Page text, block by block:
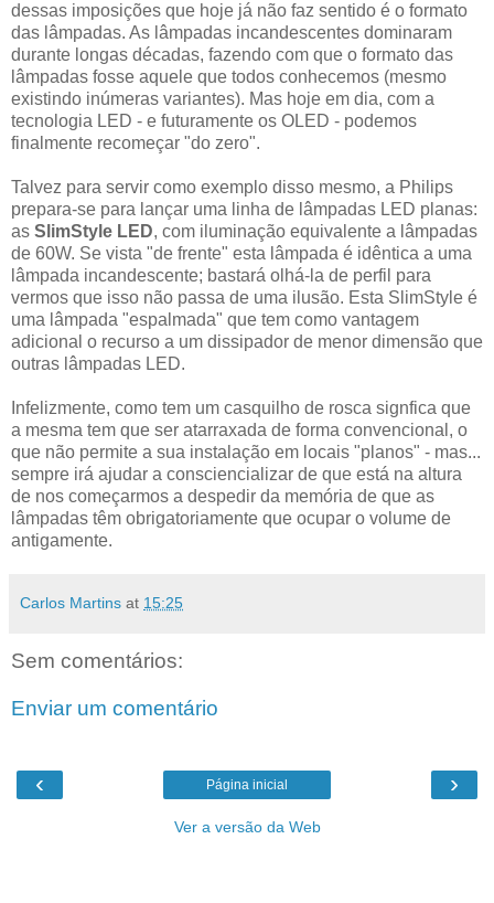
dessas imposições que hoje já não faz sentido é o formato
das lâmpadas. As lâmpadas incandescentes dominaram
durante longas décadas, fazendo com que o formato das
lâmpadas fosse aquele que todos conhecemos (mesmo
existindo inúmeras variantes). Mas hoje em dia, com a
tecnologia LED - e futuramente os OLED - podemos
finalmente recomeçar "do zero".
Talvez para servir como exemplo disso mesmo, a Philips
prepara-se para lançar uma linha de lâmpadas LED planas:
as SlimStyle LED, com iluminação equivalente a lâmpadas
de 60W. Se vista "de frente" esta lâmpada é idêntica a uma
lâmpada incandescente; bastará olhá-la de perfil para
vermos que isso não passa de uma ilusão. Esta SlimStyle é
uma lâmpada "espalmada" que tem como vantagem
adicional o recurso a um dissipador de menor dimensão que
outras lâmpadas LED.
Infelizmente, como tem um casquilho de rosca signfica que
a mesma tem que ser atarraxada de forma convencional, o
que não permite a sua instalação em locais "planos" - mas...
sempre irá ajudar a consciencializar de que está na altura
de nos começarmos a despedir da memória de que as
lâmpadas têm obrigatoriamente que ocupar o volume de
antigamente.
Carlos Martins at 15:25
Sem comentários:
Enviar um comentário
‹ ›
Página inicial
Ver a versão da Web